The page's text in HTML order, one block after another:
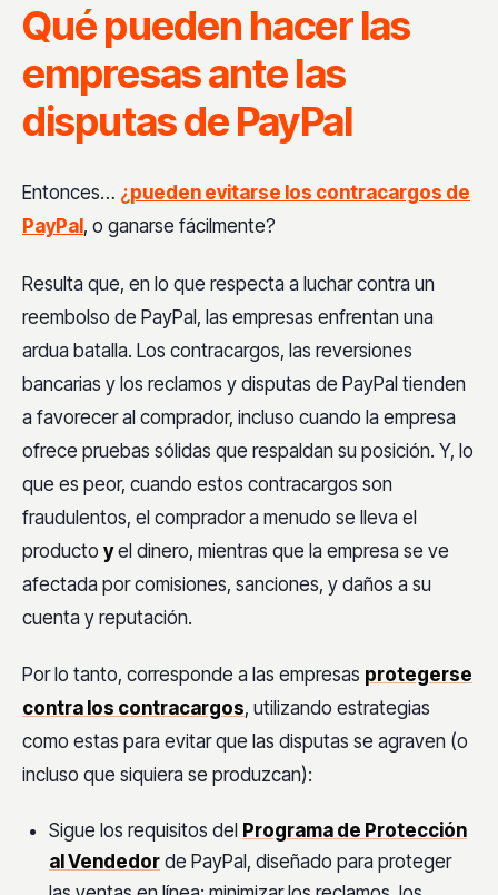
Qué pueden hacer las
empresas ante las
disputas de PayPal
Entonces… ¿pueden evitarse los contracargos de
PayPal , o ganarse fácilmente?
Resulta que, en lo que respecta a luchar contra un
reembolso de PayPal, las empresas enfrentan una
ardua batalla. Los contracargos, las reversiones
bancarias y los reclamos y disputas de PayPal tienden
a favorecer al comprador, incluso cuando la empresa
ofrece pruebas sólidas que respaldan su posición. Y, lo
que es peor, cuando estos contracargos son
fraudulentos, el comprador a menudo se lleva el
producto yel dinero, mientras que la empresa se ve
afectada por comisiones, sanciones, y daños a su
cuenta y reputación.
Por lo tanto, corresponde a las empresas protegerse
contra los contracargos, utilizando estrategias
como estas para evitar que las disputas se agraven (o
incluso que siquiera se produzcan):
Sigue los requisitos del Programa de Protección
al Vendedor de PayPal, diseñado para proteger